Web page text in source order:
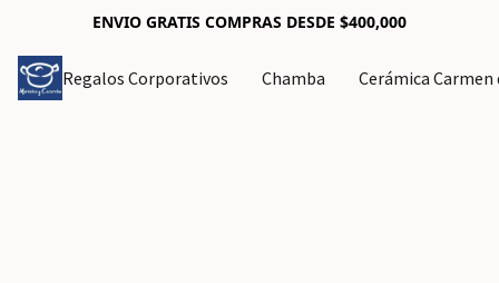
ENVIO GRATIS COMPRAS DESDE $400,000
Regalos Corporativos Chamba Cerámica Carmen